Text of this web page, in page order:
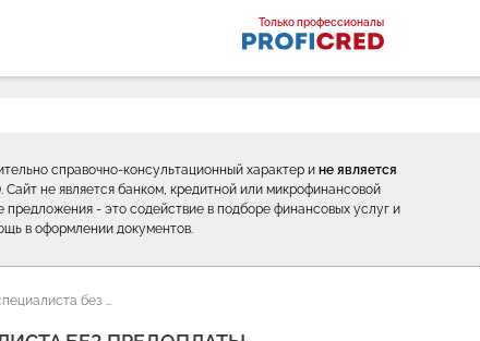
Только профессионалы
справочно-консультационный характер ине является
Сайт не является банком, кредитной или микрофинансовой
предложения - это содействие в подборе финансовых услуг и
в оформлении документов.
без …